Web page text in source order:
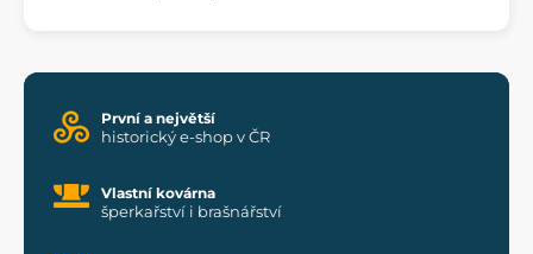
První a největší
historický e-shop v ČR
Vlastní kovárna
šperkařství i brašnářství